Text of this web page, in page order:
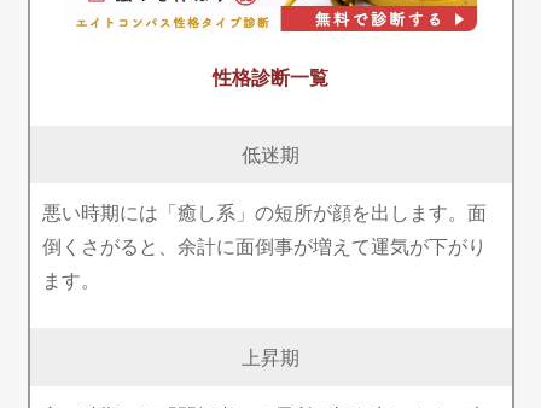
性格診断一覧
低迷期
悪い時期には「癒し系」の短所が顔を出します。面
倒くさがると、余計に面倒事が増えて運気が下がり
ます。
上昇期